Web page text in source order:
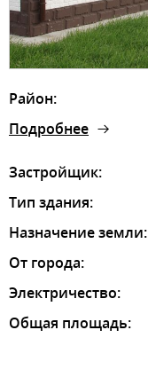
Район:
Подробнее
Застройщик:
Тип здания:
Назначение земли:
От города:
Электричество:
Общая площадь: